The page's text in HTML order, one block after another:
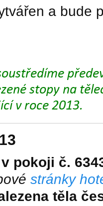
a bude
stopy na
v roce 2013.
pokoji č.
stránky
těla